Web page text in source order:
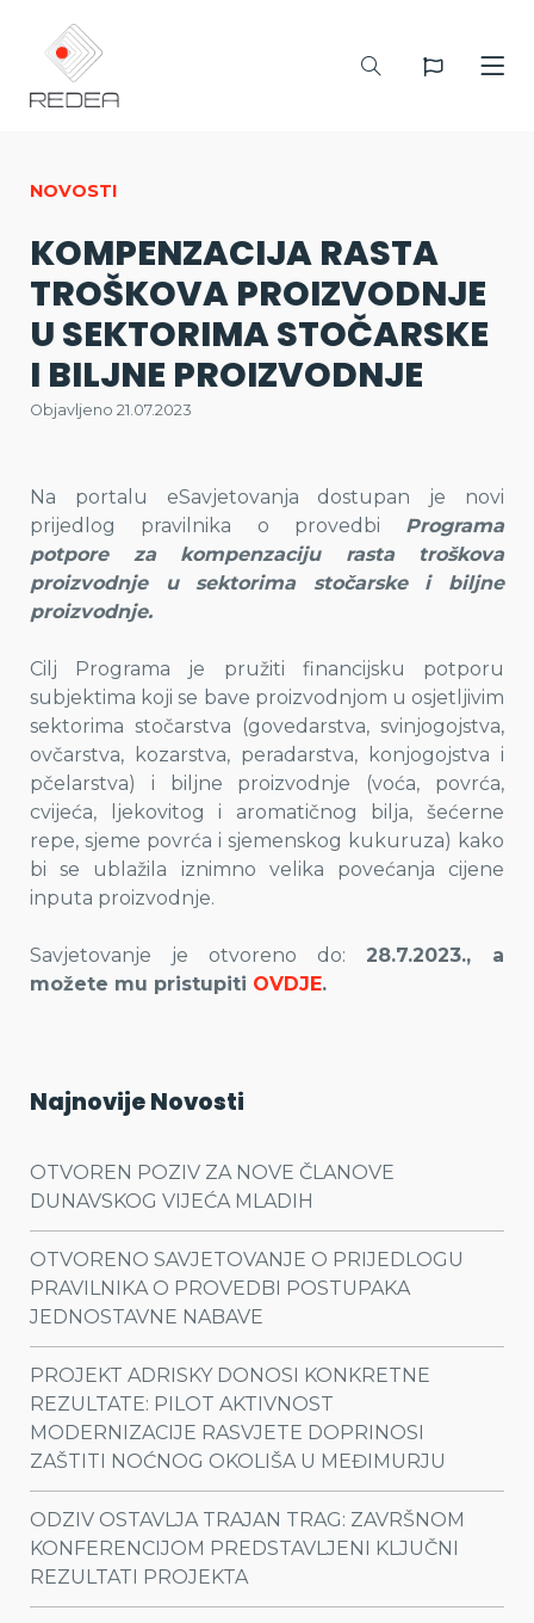
NOVOSTI
KOMPENZACIJA RASTA
TROŠKOVA PROIZVODNJE
U SEKTORIMA STOČARSKE
I BILJNE PROIZVODNJE
Objavljeno 21.07.2023
Na portalu eSavjetovanja dostupan je novi
prijedlog pravilnika o provedbi Programa
potpore za kompenzaciju rasta troškova
proizvodnje u sektorima stočarske i biljne
proizvodnje.
Cilj Programa je pružiti financijsku potporu
subjektima koji se bave proizvodnjom u osjetljivim
sektorima stočarstva (govedarstva, svinjogojstva,
ovčarstva, kozarstva, peradarstva, konjogojstva i
pčelarstva) i biljne proizvodnje (voća, povrća,
cvijeća, ljekovitog i aromatičnog bilja, šećerne
repe, sjeme povrća i sjemenskog kukuruza) kako
bi se ublažila iznimno velika povećanja cijene
inputa proizvodnje.
Savjetovanje je otvoreno do: 28.7.2023., a
možete mu pristupiti OVDJE.
Najnovije Novosti
OTVOREN POZIV ZA NOVE ČLANOVE
DUNAVSKOG VIJEĆA MLADIH
OTVORENO SAVJETOVANJE O PRIJEDLOGU
PRAVILNIKA O PROVEDBI POSTUPAKA
JEDNOSTAVNE NABAVE
PROJEKT ADRISKY DONOSI KONKRETNE
REZULTATE: PILOT AKTIVNOST
MODERNIZACIJE RASVJETE DOPRINOSI
ZAŠTITI NOĆNOG OKOLIŠA U MEĐIMURJU
ODZIV OSTAVLJA TRAJAN TRAG: ZAVRŠNOM
KONFERENCIJOM PREDSTAVLJENI KLJUČNI
REZULTATI PROJEKTA